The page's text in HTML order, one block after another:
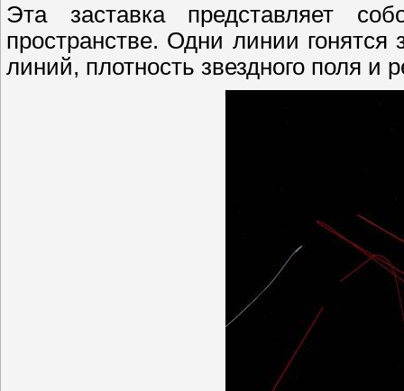
Эта заставка представляет
пространстве. Одни линии
линий, плотность звездного поля и